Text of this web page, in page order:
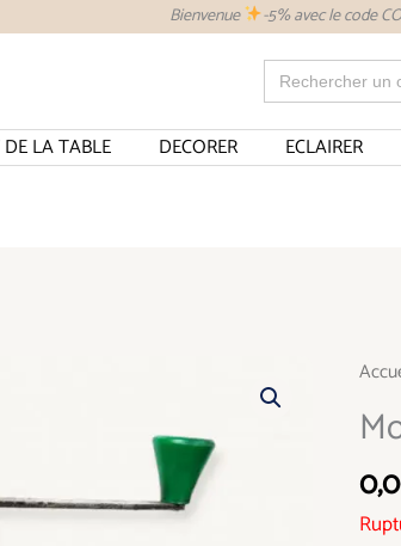
Bienvenue -5% avec le code
Search
for:
LA TABLE DECORER ECLAIRER